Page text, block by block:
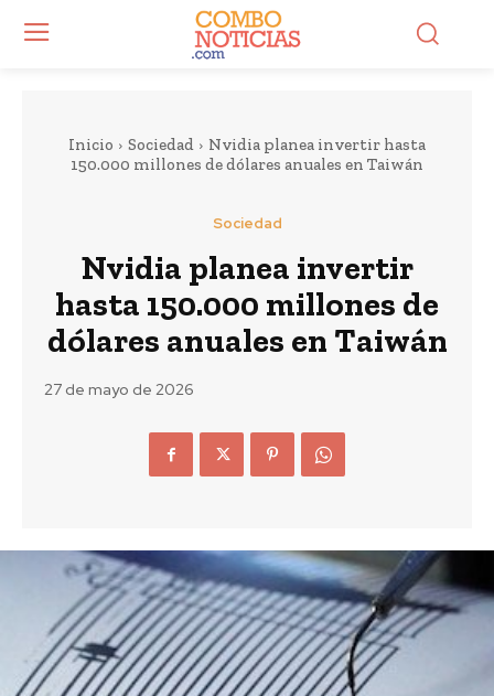
Inicio Sociedad
Nvidia planea invertir hasta
150.000 millones de dólares anuales en Taiwán
Sociedad
Nvidia planea invertir
hasta 150.000 millones de
dólares anuales en Taiwán
27 de mayo de 2026